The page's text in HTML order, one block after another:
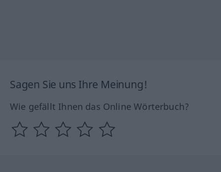
Sagen Sie uns Ihre Meinung!
Wie gefällt Ihnen das Online Wörterbuch?